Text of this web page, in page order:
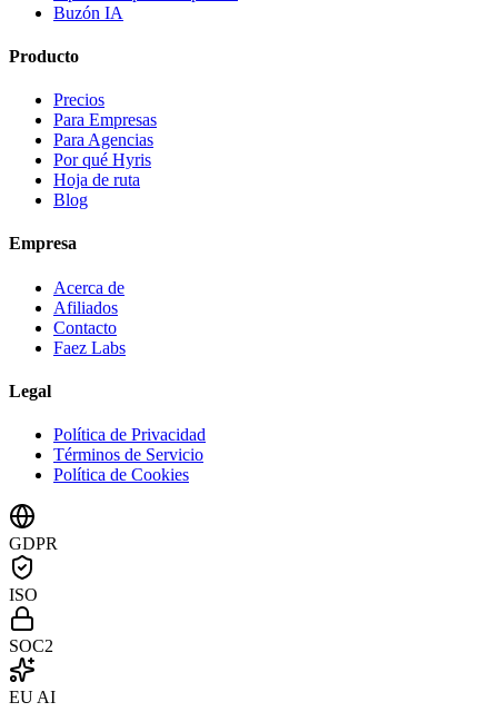
Buzón IA
Producto
Precios
Para Empresas
Para Agencias
Por qué Hyris
Hoja de ruta
Blog
Empresa
Acerca de
Afiliados
Contacto
Faez Labs
Legal
Política de Privacidad
Términos de Servicio
Política de Cookies
GDPR
ISO
SOC2
EU AI